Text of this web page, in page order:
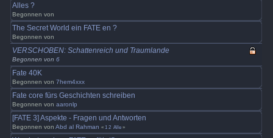
Alles ?
Begonnen von
The Secret World ein FATE en ?
Begonnen von
VERSCHOBEN: Schattenreich und Traumlande
Begonnen von6
Fate 40K
Begonnen von7hem4xxx
Fate core fürs Geschichten schreiben
Begonnen vonaaronlp
[FATE 3] Aspekte - Fragen und Antworten
Begonnen vonAbd al Rahman « 1 2 Alle »